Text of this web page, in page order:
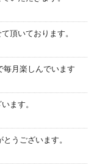
頂いております。
毎月楽しんでいます
ます。
うございます。